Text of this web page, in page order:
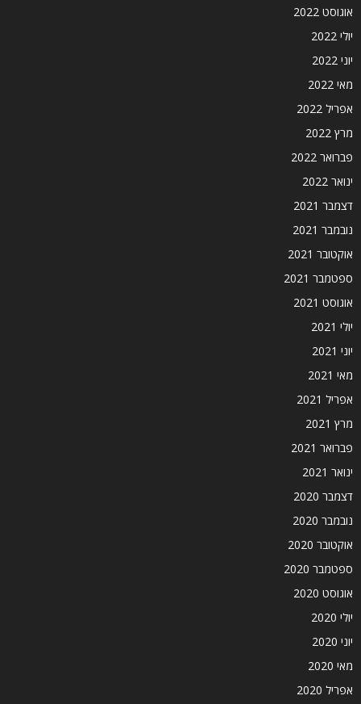
אוגוסט 2022
יולי 2022
יוני 2022
מאי 2022
אפריל 2022
מרץ 2022
פברואר 2022
ינואר 2022
דצמבר 2021
נובמבר 2021
אוקטובר 2021
ספטמבר 2021
אוגוסט 2021
יולי 2021
יוני 2021
מאי 2021
אפריל 2021
מרץ 2021
פברואר 2021
ינואר 2021
דצמבר 2020
נובמבר 2020
אוקטובר 2020
ספטמבר 2020
אוגוסט 2020
יולי 2020
יוני 2020
מאי 2020
אפריל 2020